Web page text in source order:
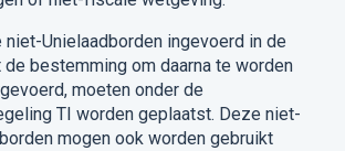
niet-Unielaadborden ingevoerd in de
de bestemming om daarna te worden
moeten onder de
TI worden geplaatst. Deze niet-
mogen ook worden gebruikt